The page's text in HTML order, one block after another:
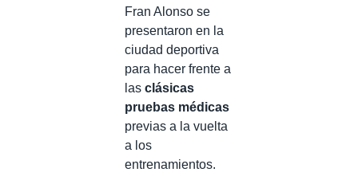
Fran Alonso se
presentaron en la
ciudad deportiva
para hacer frente a
las clásicas
pruebas médicas
previas a la vuelta
a los
entrenamientos.